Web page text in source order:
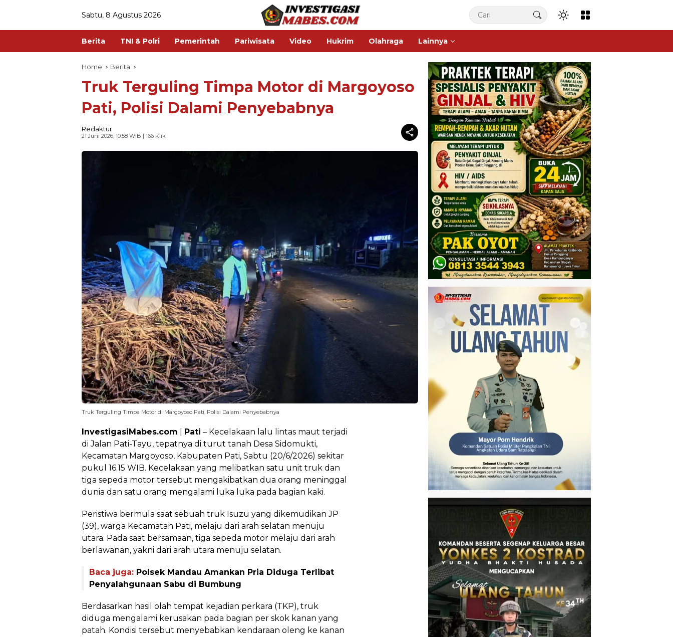
Sabtu, 8 Agustus 2026
Berita TNI & Polri Pemerintah Pariwisata Video Hukrim Olahraga Lainnya
Home Berita
Truk Terguling Timpa Motor di Margoyoso
Pati, Polisi Dalami Penyebabnya
Redaktur
21 Juni 2026, 10:58 WIB | 166 Klik
Truk Terguling Timpa Motor di Margoyoso Pati, Polisi Dalami Penyebabnya
InvestigasiMabes.com Pati – Kecelakaan lalu lintas maut terjadi
di Jalan Pati-Tayu, tepatnya di turut tanah Desa Sidomukti,
Kecamatan Margoyoso, Kabupaten Pati, Sabtu (20/6/2026) sekitar
pukul 16.15 WIB. Kecelakaan yang melibatkan satu unit truk dan
tiga sepeda motor tersebut mengakibatkan dua orang meninggal
dunia dan satu orang mengalami luka luka pada bagian kaki.
Peristiwa bermula saat sebuah truk Isuzu yang dikemudikan JP
(39), warga Kecamatan Pati, melaju dari arah selatan menuju
utara. Pada saat bersamaan, tiga sepeda motor melaju dari arah
berlawanan, yakni dari arah utara menuju selatan.
Baca juga: Polsek Mandau Amankan Pria Diduga Terlibat
Penyalahgunaan Sabu di Bumbung
Berdasarkan hasil olah tempat kejadian perkara (TKP), truk
diduga mengalami kerusakan pada bagian per skok kanan yang
patah. Kondisi tersebut menyebabkan kendaraan oleng ke kanan